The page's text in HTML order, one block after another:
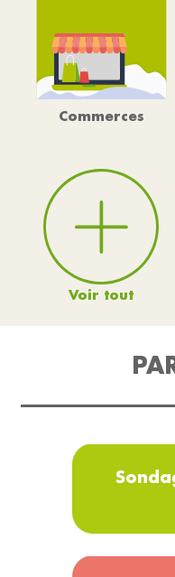
Commerces
Voir tout